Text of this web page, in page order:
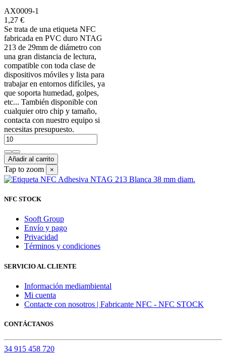
AX0009-1
1,27 €
Se trata de una etiqueta NFC
fabricada en PVC duro NTAG
213 de 29mm de diámetro con
una gran distancia de lectura,
compatible con toda clase de
dispositivos móviles y lista para
trabajar en entornos difíciles, ya
que soporta humedad, golpes,
etc... También disponible con
cualquier otro chip y tamaño,
contacta con nuestro equipo si
necesitas presupuesto.
Añadir al carrito
Tap to zoom ×
NFC STOCK
Sooft Group
Envío y pago
Privacidad
Términos y condiciones
SERVICIO AL CLIENTE
Información mediambiental
Mi cuenta
Contacte con nosotros | Fabricante NFC - NFC STOCK
CONTÁCTANOS
34 915 458 720